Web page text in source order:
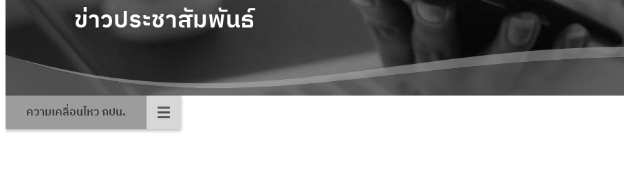
ข่าวประชาสัมพันธ์
ความเคลื่อนไหว กปน.